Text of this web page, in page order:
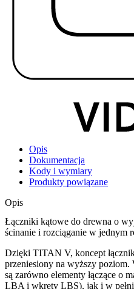
Opis
Dokumentacja
Kody i wymiary
Produkty powiązane
Opis
Łączniki kątowe do drewna o
ścinanie i rozciąganie w jednym
Dzięki TITAN V, koncept
przeniesiony na wyższy
są zarówno elementy łączące o
LBA i wkręty LBS), jak i w